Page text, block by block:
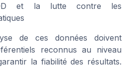
et la lutte contre les
de ces données doivent
reconnus au niveau
la fiabilité des résultats.